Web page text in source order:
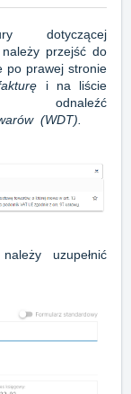
dotyczącej
przejść do
po prawej stronie
i na liście
odnaleźć
(WDT).
uzupełnić